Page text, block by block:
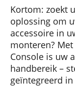
Kortom: zoekt
oplossing om
accessoire in
monteren?
Console is uw
handbereik –
geïntegreerd